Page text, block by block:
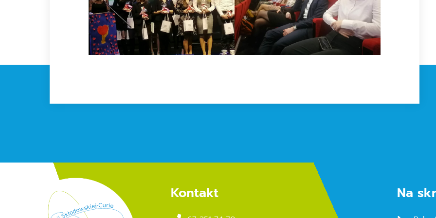
Kontakt Na